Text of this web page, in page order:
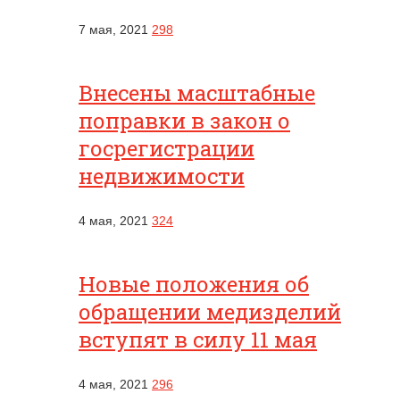
7 мая, 2021 298
Внесены масштабные
поправки в закон о
госрегистрации
недвижимости
4 мая, 2021 324
Новые положения об
обращении медизделий
вступят в силу 11 мая
4 мая, 2021 296